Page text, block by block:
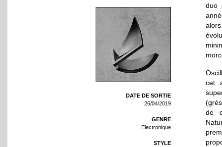
DATE DE SORTIE
26/04/2019
GENRE
Electronique
STYLE
duo
cet
de